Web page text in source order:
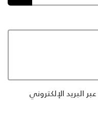
عبر البريد الإلكتروني